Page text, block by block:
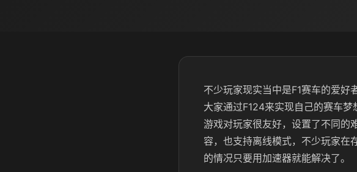
不少玩家现实当中是F1赛车的爱好
大家通过F124来实现自己的赛车
游戏对玩家很友好，设置了不同的
容，也支持离线模式，不少玩家在
的情况只要用加速器就能解决了。